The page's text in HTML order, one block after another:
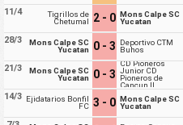
11/4
Tigrillos de
Chetumal
2 - 0 Mons Calpe SC
Yucatan
28/3
Mons Calpe SC
Yucatan
0 - 3
Deportivo CTM
Buhos
21/3
Mons Calpe SC
Yucatan
0 - 3
CD Pioneros
Junior CD
Pioneros de
Cancun II
14/3 Ejidatarios Bonfil
FC 3 - 0 Mons Calpe SC
Yucatan